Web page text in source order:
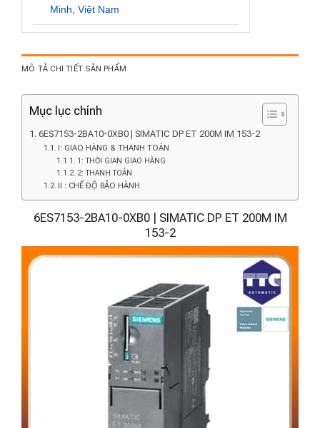
Minh, Việt Nam
MÔ TẢ CHI TIẾT SẢN PHẨM
Mục lục chính
6ES7153-2BA10-0XB0 | SIMATIC DP ET 200M IM 153-2
I: GIAO HÀNG & THANH TOÁN
1: THỜI GIAN GIAO HÀNG
2: THANH TOÁN
II : CHẾ ĐỘ BẢO HÀNH
6ES7153-2BA10-0XB0 | SIMATIC DP ET 200M IM
153-2